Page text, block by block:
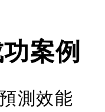
案例
測效能